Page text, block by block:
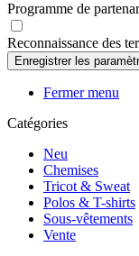
Programme de
Reconnaissance des
Fermer menu
Catégories
Neu
Chemises
Tricot & Sweat
Polos & T-shirts
Sous-vêtements
Vente